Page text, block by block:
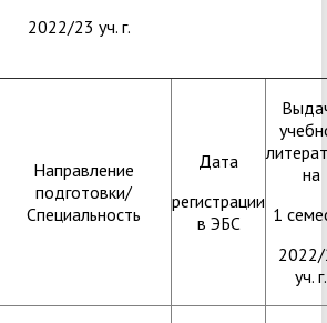
2022/23 уч. г.
Направление
подготовки/
Специальность
Дата
регистрации
в ЭБС
на
1
уч. г.